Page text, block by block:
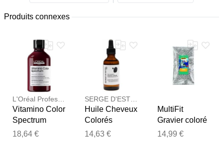
Produits connexes
L'Oréal Professionnel
Vitamino Color
Spectrum
Cheveux
18,64 €
SERGE D'ESTEL
Huile Cheveux
Colorés
14,63 €
MultiFit
Gravier coloré
2-3 mm 5 kg
14,99 €